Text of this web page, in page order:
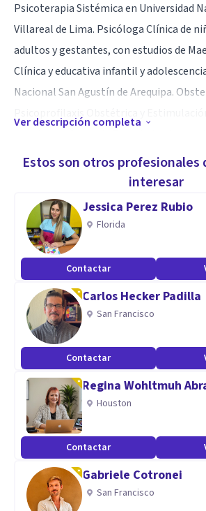
Psicoterapia Sistémica en Universidad
Villareal de Lima. Psicóloga Clínica de
adultos y gestantes, con estudios de
Clínica y educativa infantil y
Nacional San Agustín de Arequipa.
de Santa María de Arequipa. Directora
y Psicoterapéutico "Libérate" - Juliaca.
Especialidad
Psicóloga clínica de niños, adolescentes
Psicoterapia individual
Psicoterapeuta sistémica, terapeuta de
familia
Maestría en Psicología Clínica y
adolescencial
Psicología prenatal y perinatal
Aptitudes
Experiencia, Calidad y Calidez
Ver descripción completa
Estos son otros profesionales
interesar
Jessica Perez Rubio
Florida
Contactar
Carlos Hecker Padilla
San Francisco
Contactar
Regina Wohltmuh
Houston
Contactar
Gabriele Cotronei
San Francisco